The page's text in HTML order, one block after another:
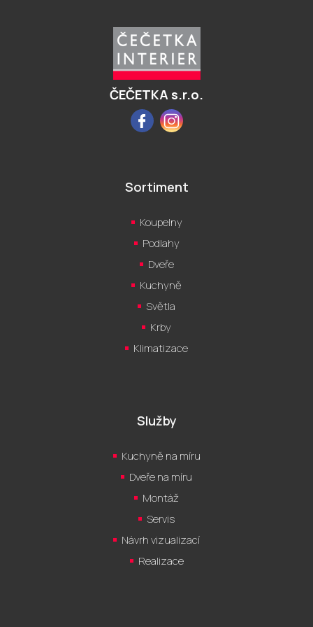
ČEČETKA s.r.o.
FacebookInstagram
Sortiment
Koupelny
Podlahy
Dveře
Kuchyně
Světla
Krby
Klimatizace
Služby
Kuchyně na míru
Dveře na míru
Montáž
Servis
Návrh vizualizací
Realizace